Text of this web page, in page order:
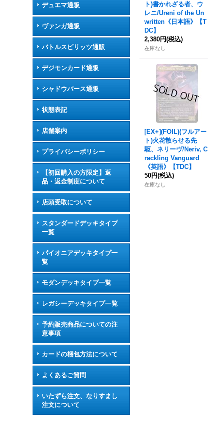
デュエマ通販
ヴァンガ通販
バトルスピリッツ通販
デジモンカード通販
シャドウバース通販
状態表記
店舗案内
プライバシーポリシー
【初回購入の方限定】返
品・返金制度について
店頭受取について
スタンダードデッキタイプ
一覧
パイオニアデッキタイプ一
覧
モダンデッキタイプ一覧
レガシーデッキタイプ一覧
予約販売商品についての注
意事項
カードの梱包方法について
よくあるご質問
いたずら注文、なりすまし
注文について
ト)書かれざる者、ウ
レニ/Ureni of the Un
written《日本語》【T
DC】
2,380円(税込)
在庫なし
[EX+](FOIL)(フルアー
ト)火花散らせる先
駆、ネリーヴ/Neriv, C
rackling Vanguard
《英語》【TDC】
50円(税込)
在庫なし